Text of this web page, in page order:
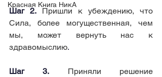
Красная Книга НикА
Шаг 2.
Пришли к убеждению, что
Сила, более могущественная, чем
мы, может вернуть нас к
здравомыслию.
Шаг 3.
Приняли решение